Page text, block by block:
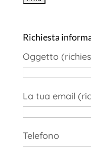
Richiesta
Oggetto
La tua email
Telefono